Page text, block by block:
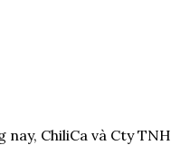
nay, ChiliCa và Cty